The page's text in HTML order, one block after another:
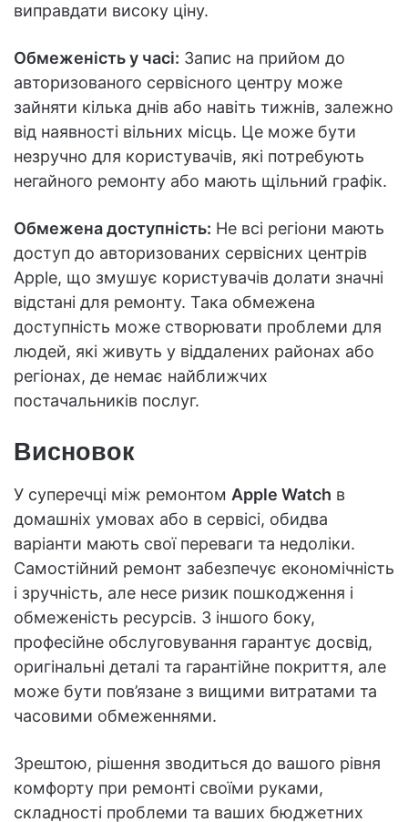
виправдати високу ціну.
Обмеженість у часі: Запис на прийом до
авторизованого сервісного центру може
зайняти кілька днів або навіть тижнів, залежно
від наявності вільних місць. Це може бути
незручно для користувачів, які потребують
негайного ремонту або мають щільний графік.
Обмежена доступність: Не всі регіони мають
доступ до авторизованих сервісних центрів
Apple, що змушує користувачів долати значні
відстані для ремонту. Така обмежена
доступність може створювати проблеми для
людей, які живуть у віддалених районах або
регіонах, де немає найближчих
постачальників послуг.
Висновок
У суперечці між ремонтом Apple Watch в
домашніх умовах або в сервісі, обидва
варіанти мають свої переваги та недоліки.
Самостійний ремонт забезпечує економічність
і зручність, але несе ризик пошкодження і
обмеженість ресурсів. З іншого боку,
професійне обслуговування гарантує досвід,
оригінальні деталі та гарантійне покриття, але
може бути пов’язане з вищими витратами та
часовими обмеженнями.
Зрештою, рішення зводиться до вашого рівня
комфорту при ремонті своїми руками,
складності проблеми та ваших бюджетних